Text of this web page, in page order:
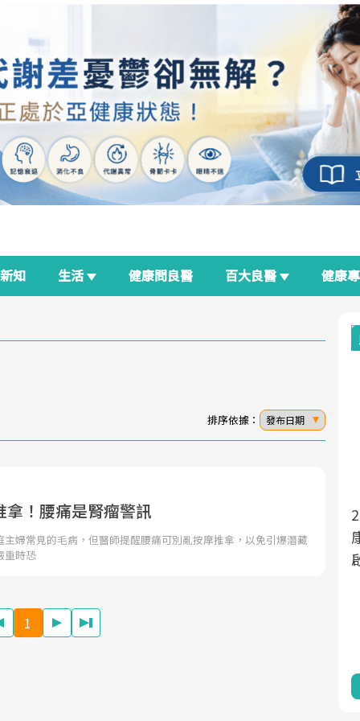
新知 生活 健康問良醫 百大良醫 健康
排序依據： 發布日期
拿！腰痛是腎瘤警訊
主婦常見的毛病，但醫師提醒腰痛可別亂按摩推拿，以免引爆潛藏
重時恐
1
面對超高齡社會的浪潮，台灣正在快速邁
向「健康照護」的新時代。隨著國家政策
心議題。然而，健檢不只是醫療院所的服
務，更是民眾了解自身健康狀況、啟動健